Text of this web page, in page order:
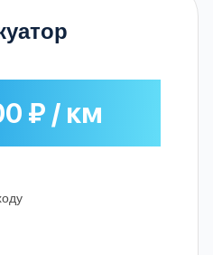
₽ / км